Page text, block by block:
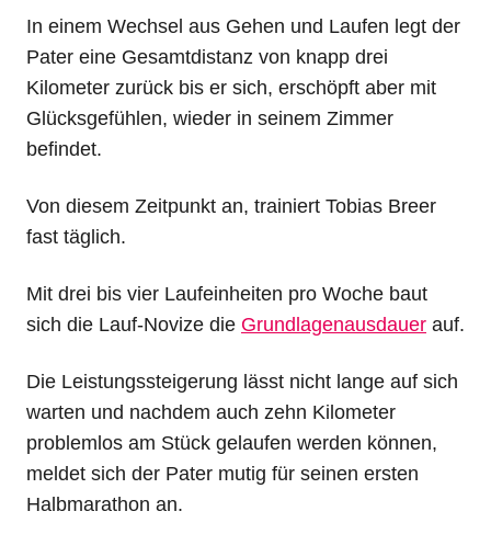
In einem Wechsel aus Gehen und Laufen legt der
Pater eine Gesamtdistanz von knapp drei
Kilometer zurück bis er sich, erschöpft aber mit
Glücksgefühlen, wieder in seinem Zimmer
befindet.
Von diesem Zeitpunkt an, trainiert Tobias Breer
fast täglich.
Mit drei bis vier Laufeinheiten pro Woche baut
sich die Lauf-Novize die Grundlagenausdauer auf.
Die Leistungssteigerung lässt nicht lange auf sich
warten und nachdem auch zehn Kilometer
problemlos am Stück gelaufen werden können,
meldet sich der Pater mutig für seinen ersten
Halbmarathon an.